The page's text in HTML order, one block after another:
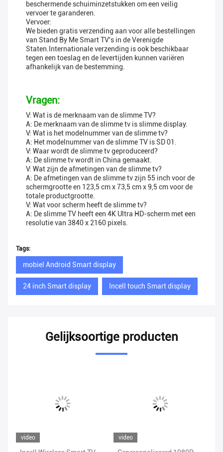
beschermende schuiminzetstukken om een veilig
vervoer te garanderen.
Vervoer:
We bieden gratis verzending aan voor alle bestellingen
van Stand By Me Smart TV's in de Verenigde
Staten.Internationale verzending is ook beschikbaar
tegen een toeslag en de levertijden kunnen variëren
afhankelijk van de bestemming.
Vragen:
V: Wat is de merknaam van de slimme TV?
A: De merknaam van de slimme tv is slimme display.
V: Wat is het modelnummer van de slimme tv?
A: Het modelnummer van de slimme TV is SD 01.
V: Waar wordt de slimme tv geproduceerd?
A: De slimme tv wordt in China gemaakt.
V: Wat zijn de afmetingen van de slimme tv?
A: De afmetingen van de slimme tv zijn 55 inch voor de
schermgrootte en 123,5 cm x 73,5 cm x 9,5 cm voor de
totale productgrootte.
V: Wat voor scherm heeft de slimme tv?
A: De slimme TV heeft een 4K Ultra HD-scherm met een
resolutie van 3840 x 2160 pixels.
Tags:
mobiel Android Smart display
24 inch Smart display Incell touch Smart display
Gelijksoortige producten
video video